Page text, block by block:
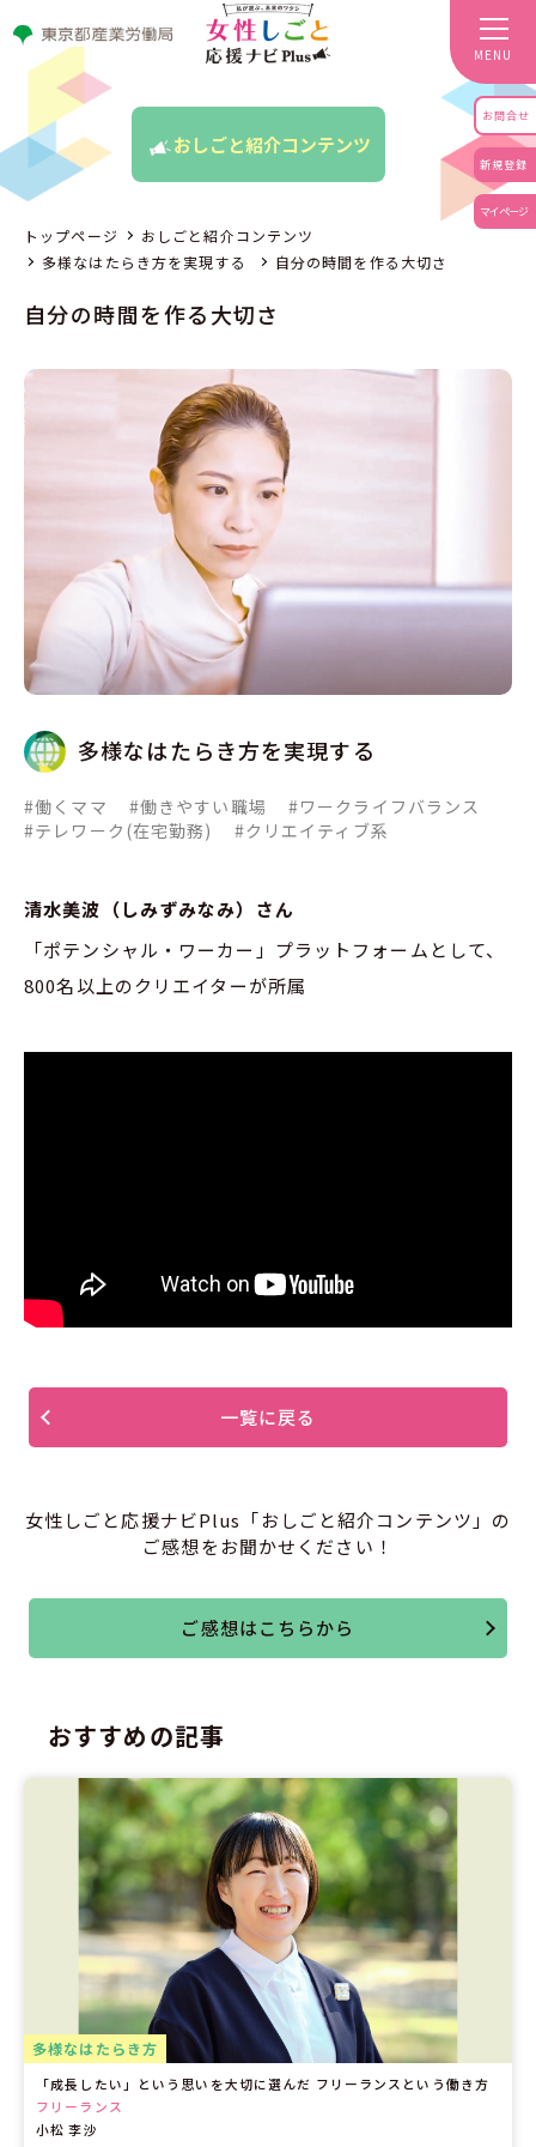
新規登録
マイページ
お問合せ
MENU
おしごと紹介コンテンツ
トップページ
おしごと紹介コンテンツ
多様なはたらき方を実現する
自分の時間を作る大切さ
自分の時間を作る大切さ
多様なはたらき方を実現する
#働くママ #働きやすい職場
#ワークライフバランス
#テレワーク(在宅勤務)
#クリエイティブ系
清水美波（しみずみなみ）さん
「ポテンシャル・ワーカー」プラットフォームとして、
800名以上のクリエイターが所属
一覧に戻る
女性しごと応援ナビPlus「おしごと紹介コンテンツ」の
ご感想をお聞かせください！
ご感想はこちらから
おすすめの記事
多様なはたらき方
「成長したい」という思いを大切に選んだ フリーランスという働き方
フリーランス
小松 李沙